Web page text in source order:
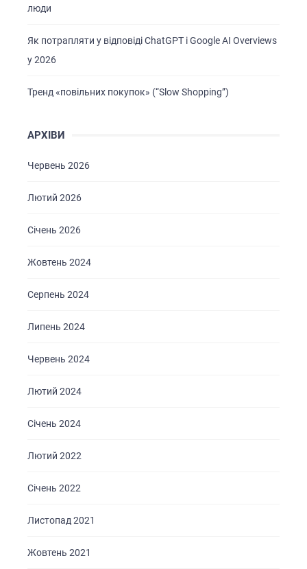
люди
Як потрапляти у відповіді ChatGPT і Google AI Overviews
у 2026
Тренд «повільних покупок» (“Slow Shopping”)
АРХІВИ
Червень 2026
Лютий 2026
Січень 2026
Жовтень 2024
Серпень 2024
Липень 2024
Червень 2024
Лютий 2024
Січень 2024
Лютий 2022
Січень 2022
Листопад 2021
Жовтень 2021
ГОЛОВНА
ПОРТФОЛІО
БРИФИ
КОНТАКТИ